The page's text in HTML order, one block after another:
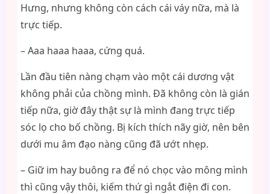
Hưng, nhưng không còn cách cái váy nữa, mà là
trực tiếp.
– Aaa haaa haaa, cứng quá.
Lần đầu tiên nàng chạm vào một cái dương vật
không phải của chồng mình. Đã không còn là gián
tiếp nữa, giờ đây thật sự là mình đang trực tiếp
sóc lọ cho bố chồng. Bị kích thích nãy giờ, nên bên
dưới mu âm đạo nàng cũng đã ướt nhẹp.
– Giữ im hay buông ra để nó chọc vào mông mình
thì cũng vậy thôi, kiếm thứ gì ngắt điện đi con.